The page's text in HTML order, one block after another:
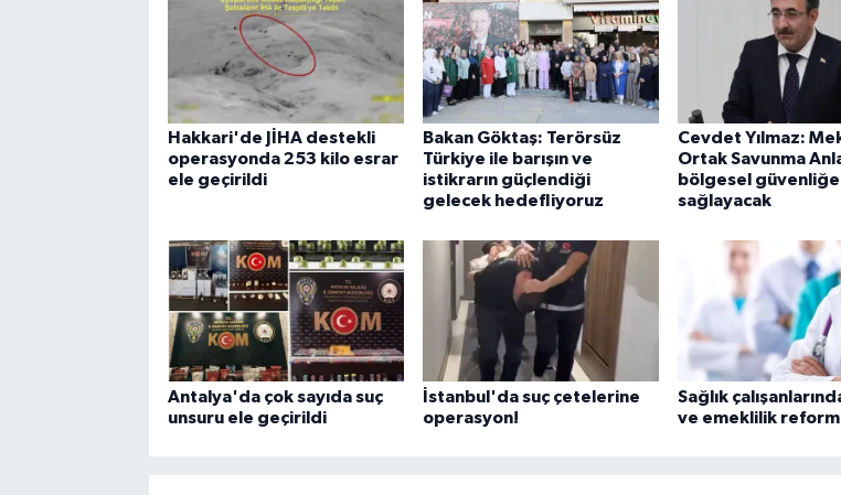
Hakkari'de JİHA destekli
operasyonda 253 kilo esrar
ele geçirildi
Bakan Göktaş: Terörsüz
Türkiye ile barışın ve
istikrarın güçlendiği
gelecek hedefliyoruz
Cevdet Yılmaz:
Ortak Savunma
bölgesel güvenliğe
sağlayacak
Antalya'da çok sayıda suç
unsuru ele geçirildi
İstanbul'da suç çetelerine
operasyon!
Sağlık
ve emeklilik